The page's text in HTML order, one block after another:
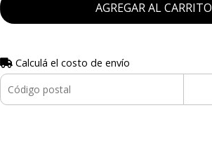
AGREGAR AL CARRITO
Calculá el costo de envío